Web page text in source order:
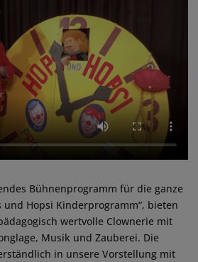
Bühnenprogramm für die ganze
und Hopsi Kinderprogramm“, bieten
wertvolle Clownerie mit
Musik und Zauberei. Die
in unsere Vorstellung mit